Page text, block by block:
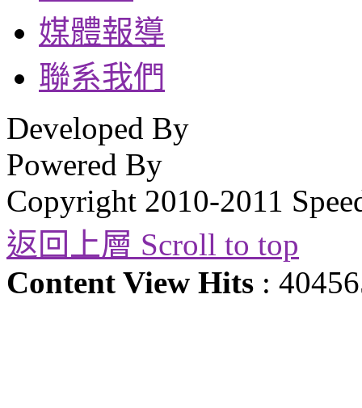
媒體報導
聯系我們
Developed By
Powered By
Copyright 2010-2011
返回上層 Scroll to top
Content View Hits :